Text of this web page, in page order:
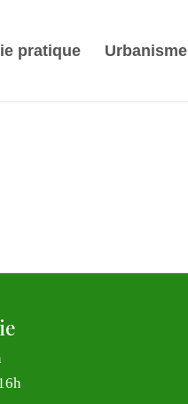
pratique Urbanisme